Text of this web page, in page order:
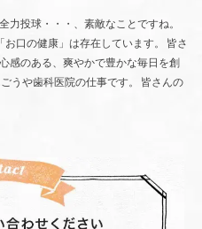
力投球・・・、素敵なことですね。
口の健康」は存在しています。 皆さ
感のある、爽やかで豊かな毎日を創
うや歯科医院の仕事です。 皆さんの